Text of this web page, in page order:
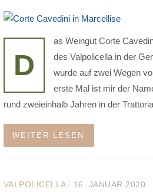
D
as Weingut Corte
des Valpolicella in der
wurde auf zwei Wegen
erste Mal ist mir der
rund zweieinhalb Jahren in der
WEITER LESEN
VALPOLICELLA / 16. JANUAR 2020